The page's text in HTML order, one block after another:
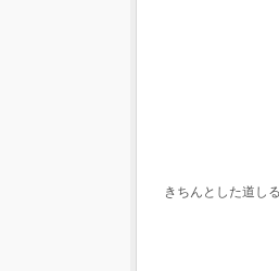
きちんとした道し